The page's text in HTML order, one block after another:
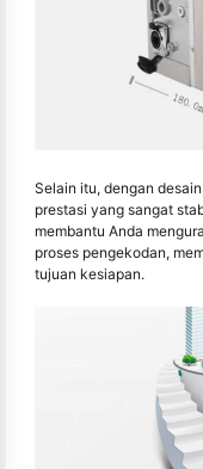
Selain itu, dengan
prestasi yang sangat
membantu Anda
proses pengekodan,
tujuan kesiapan.